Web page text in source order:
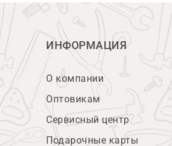
ИНФОРМАЦИЯ
О компании
Оптовикам
Сервисный центр
Подарочные карты